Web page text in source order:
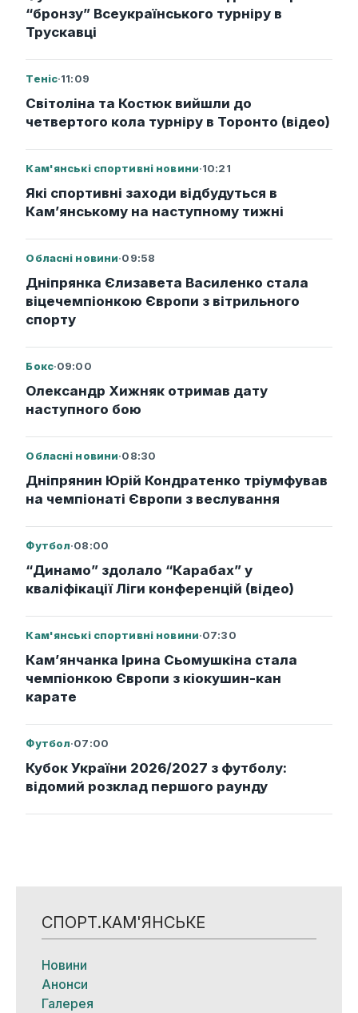
“бронзу” Всеукраїнського турніру в
Трускавці
Теніс·11:09
Світоліна та Костюк вийшли до
четвертого кола турніру в Торонто (відео)
Кам'янські спортивні новини·10:21
Які спортивні заходи відбудуться в
Кам’янському на наступному тижні
Обласні новини·09:58
Дніпрянка Єлизавета Василенко стала
віцечемпіонкою Європи з вітрильного
спорту
Бокс·09:00
Олександр Хижняк отримав дату
наступного бою
Обласні новини·08:30
Дніпрянин Юрій Кондратенко тріумфував
на чемпіонаті Європи з веслування
Футбол·08:00
“Динамо” здолало “Карабах” у
кваліфікації Ліги конференцій (відео)
Кам'янські спортивні новини·07:30
Кам’янчанка Ірина Сьомушкіна стала
чемпіонкою Європи з кіокушин-кан
карате
Футбол·07:00
Кубок України 2026/2027 з футболу:
відомий розклад першого раунду
СПОРТ.КАМ'ЯНСЬКЕ
Новини
Анонси
Галерея